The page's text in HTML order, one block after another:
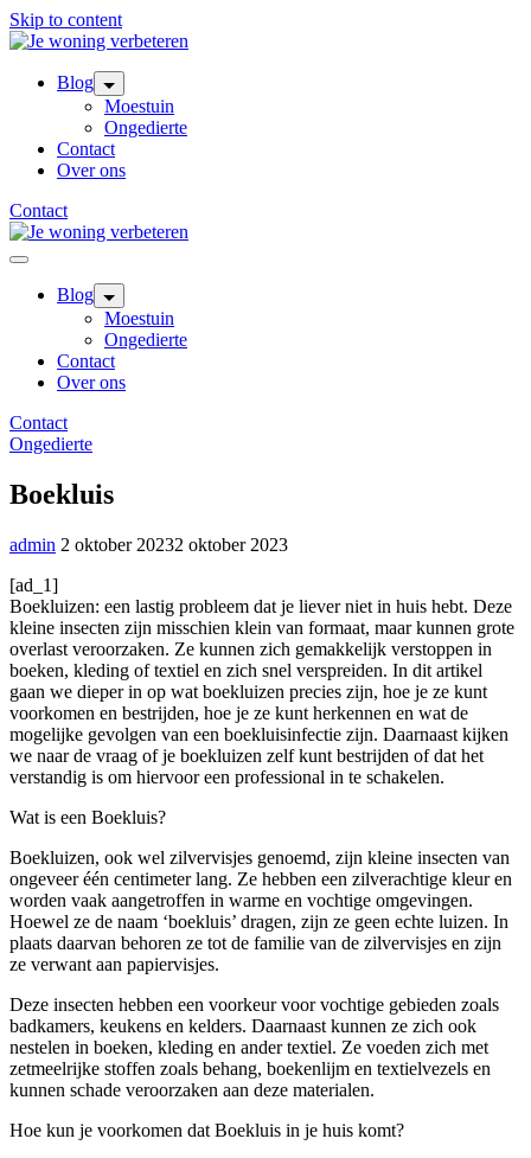
Skip to content
Blog
Moestuin
Ongedierte
Contact
Over ons
Contact
Blog
Moestuin
Ongedierte
Contact
Over ons
Contact
Ongedierte
Boekluis
admin 2 oktober 20232 oktober 2023
[ad_1]
Boekluizen: een lastig probleem dat je liever niet in huis hebt. Deze
kleine insecten zijn misschien klein van formaat, maar kunnen grote
overlast veroorzaken. Ze kunnen zich gemakkelijk verstoppen in
boeken, kleding of textiel en zich snel verspreiden. In dit artikel
gaan we dieper in op wat boekluizen precies zijn, hoe je ze kunt
voorkomen en bestrijden, hoe je ze kunt herkennen en wat de
mogelijke gevolgen van een boekluisinfectie zijn. Daarnaast kijken
we naar de vraag of je boekluizen zelf kunt bestrijden of dat het
verstandig is om hiervoor een professional in te schakelen.
Wat is een Boekluis?
Boekluizen, ook wel zilvervisjes genoemd, zijn kleine insecten van
ongeveer één centimeter lang. Ze hebben een zilverachtige kleur en
worden vaak aangetroffen in warme en vochtige omgevingen.
Hoewel ze de naam ‘boekluis’ dragen, zijn ze geen echte luizen. In
plaats daarvan behoren ze tot de familie van de zilvervisjes en zijn
ze verwant aan papiervisjes.
Deze insecten hebben een voorkeur voor vochtige gebieden zoals
badkamers, keukens en kelders. Daarnaast kunnen ze zich ook
nestelen in boeken, kleding en ander textiel. Ze voeden zich met
zetmeelrijke stoffen zoals behang, boekenlijm en textielvezels en
kunnen schade veroorzaken aan deze materialen.
Hoe kun je voorkomen dat Boekluis in je huis komt?